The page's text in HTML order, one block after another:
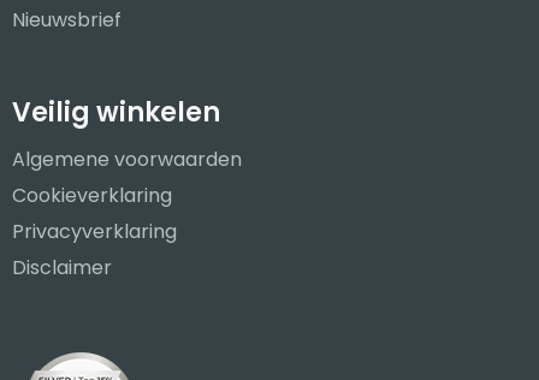
Nieuwsbrief
Veilig winkelen
Algemene voorwaarden
Cookieverklaring
Privacyverklaring
Disclaimer